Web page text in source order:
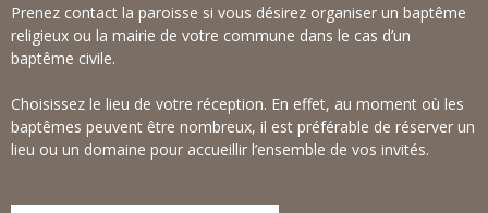
Prenez contact la paroisse si vous désirez organiser un baptême
religieux ou la mairie de votre commune dans le cas d’un
baptême civile.
Choisissez le lieu de votre réception. En effet, au moment où les
baptêmes peuvent être nombreux, il est préférable de réserver un
lieu ou un domaine pour accueillir l’ensemble de vos invités.